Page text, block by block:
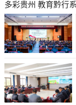
多彩贵州 教育黔行